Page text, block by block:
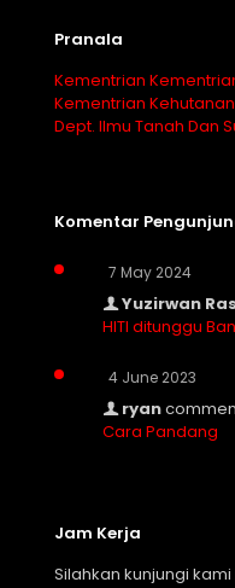
Pranala
Kementrian
Kementrian
Dept. Ilmu Tanah Dan
Komentar
7 May 2024
Yuzirwan
HITI ditunggu
4 June 2023
ryan
Cara Pandang
Jam Kerja
Silahkan kunjungi